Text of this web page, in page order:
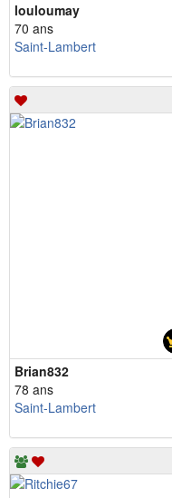
louloumay
70 ans
Saint-Lambert
Brian832
78 ans
Saint-Lambert